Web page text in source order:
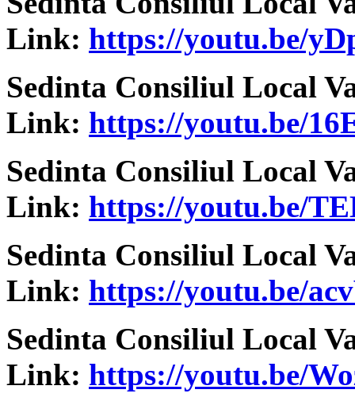
Link: https://youtu.be/
Sedinta Consiliul Local
Link: https://youtu.be/
Sedinta Consiliul Local
Link: https://youtu.be/
Sedinta Consiliul Local
Link: https://youtu.be/
Sedinta Consiliul Local
Link: https://youtu.be/